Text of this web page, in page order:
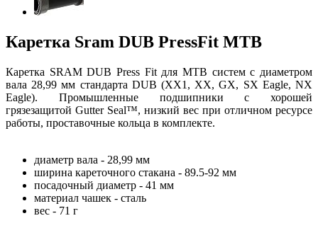
Каретка Sram DUB PressFit MTB
Каретка SRAM DUB Press Fit для MTB систем с диаметром
вала 28,99 мм стандарта DUB (XX1, XX, GX, SX Eagle, NX
Eagle). Промышленные подшипники с хорошей
грязезащитой Gutter Seal™, низкий вес при отличном ресурсе
работы, проставочные кольца в комплекте.
диаметр вала - 28,99 мм
ширина кареточного стакана - 89.5-92 мм
посадочный диаметр - 41 мм
материал чашек - сталь
вес - 71 г